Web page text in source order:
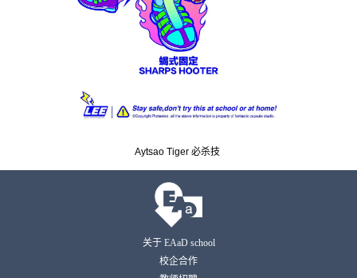
Aytsao Tiger 必杀技
关于 EAaD school
校企合作